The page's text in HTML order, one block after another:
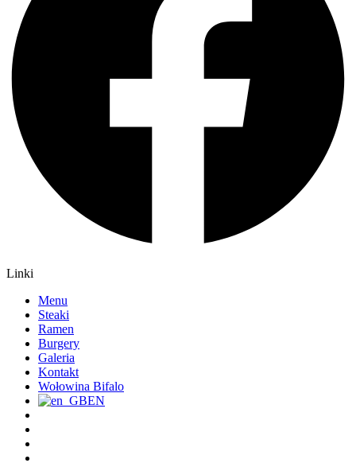
Linki
Menu
Steaki
Ramen
Burgery
Galeria
Kontakt
Wołowina Bifalo
EN